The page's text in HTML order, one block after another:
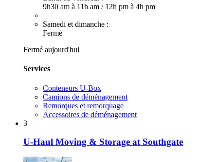
9h30 am à 11h am / 12h pm à 4h pm
Samedi et dimanche :
Fermé
Fermé aujourd'hui
Services
Conteneurs U-Box
Camions de déménagement
Remorques et remorquage
Accessoires de déménagement
3
U-Haul Moving & Storage at Southgate